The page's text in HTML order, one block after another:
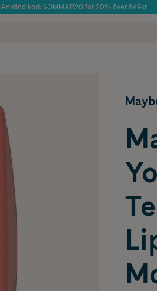
Använd kod: SOMMAR20 för 20% över 649kr